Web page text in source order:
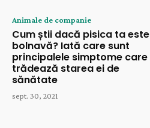
Animale de companie
Cum știi dacă pisica ta este
bolnavă? Iată care sunt
principalele simptome care
trădează starea ei de
sănătate
sept. 30, 2021